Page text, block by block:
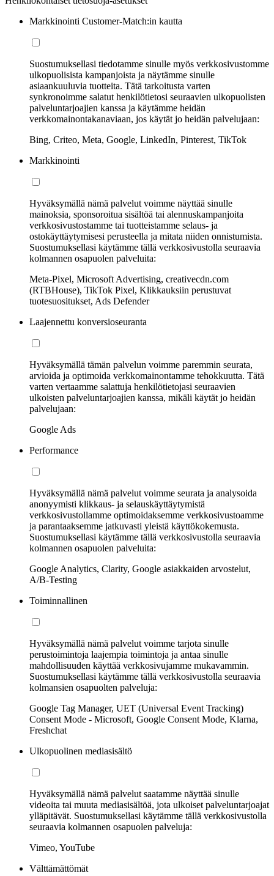
Markkinointi Customer-Match:in kautta
Suostumuksellasi tiedotamme sinulle myös verkkosivustomme
ulkopuolisista kampanjoista ja näytämme sinulle
asiaankuuluvia tuotteita. Tätä tarkoitusta varten
synkronoimme salatut henkilötietosi seuraavien ulkopuolisten
palveluntarjoajien kanssa ja käytämme heidän
verkkomainontakanaviaan, jos käytät jo heidän palvelujaan:
Bing, Criteo, Meta, Google, LinkedIn, Pinterest, TikTok
Markkinointi
Hyväksymällä nämä palvelut voimme näyttää sinulle
mainoksia, sponsoroitua sisältöä tai alennuskampanjoita
verkkosivustostamme tai tuotteistamme selaus- ja
ostokäyttäytymisesi perusteella ja mitata niiden onnistumista.
Suostumuksellasi käytämme tällä verkkosivustolla seuraavia
kolmannen osapuolen palveluita:
Meta-Pixel, Microsoft Advertising, creativecdn.com
(RTBHouse), TikTok Pixel, Klikkauksiin perustuvat
tuotesuositukset, Ads Defender
Laajennettu konversioseuranta
Hyväksymällä tämän palvelun voimme paremmin seurata,
arvioida ja optimoida verkkomainontamme tehokkuutta. Tätä
varten vertaamme salattuja henkilötietojasi seuraavien
ulkoisten palveluntarjoajien kanssa, mikäli käytät jo heidän
palvelujaan:
Google Ads
Performance
Hyväksymällä nämä palvelut voimme seurata ja analysoida
anonyymisti klikkaus- ja selauskäyttäytymistä
verkkosivustollamme optimoidaksemme verkkosivustoamme
ja parantaaksemme jatkuvasti yleistä käyttökokemusta.
Suostumuksellasi käytämme tällä verkkosivustolla seuraavia
kolmannen osapuolen palveluita:
Google Analytics, Clarity, Google asiakkaiden arvostelut,
A/B-Testing
Toiminnallinen
Hyväksymällä nämä palvelut voimme tarjota sinulle
perustoimintoja laajempia toimintoja ja antaa sinulle
mahdollisuuden käyttää verkkosivujamme mukavammin.
Suostumuksellasi käytämme tällä verkkosivustolla seuraavia
kolmansien osapuolten palveluja:
Google Tag Manager, UET (Universal Event Tracking)
Consent Mode - Microsoft, Google Consent Mode, Klarna,
Freshchat
Ulkopuolinen mediasisältö
Hyväksymällä nämä palvelut saatamme näyttää sinulle
videoita tai muuta mediasisältöä, jota ulkoiset palveluntarjoajat
ylläpitävät. Suostumuksellasi käytämme tällä verkkosivustolla
seuraavia kolmannen osapuolen palveluja:
Vimeo, YouTube
Välttämättömät